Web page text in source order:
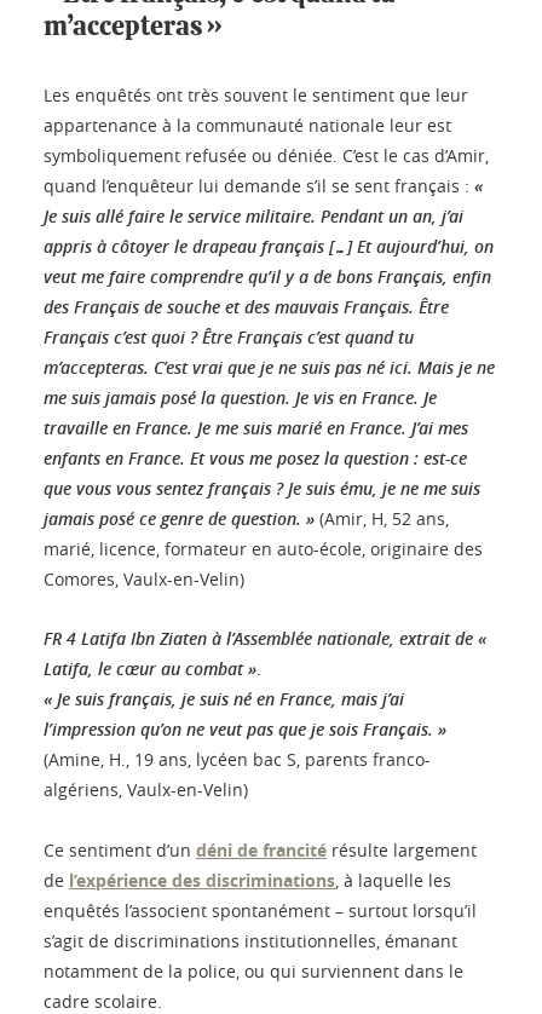
m’accepteras »
Les enquêtés ont très souvent le sentiment que leur
appartenance à la communauté nationale leur est
symboliquement refusée ou déniée. C’est le cas d’Amir,
quand l’enquêteur lui demande s’il se sent français : «
Je suis allé faire le service militaire. Pendant un an, j’ai
appris à côtoyer le drapeau français […] Et aujourd’hui, on
veut me faire comprendre qu’il y a de bons Français, enfin
des Français de souche et des mauvais Français. Être
Français c’est quoi ? Être Français c’est quand tu
m’accepteras. C’est vrai que je ne suis pas né ici. Mais je ne
me suis jamais posé la question. Je vis en France. Je
travaille en France. Je me suis marié en France. J’ai mes
enfants en France. Et vous me posez la question : est-ce
que vous vous sentez français ? Je suis ému, je ne me suis
jamais posé ce genre de question. » (Amir, H, 52 ans,
marié, licence, formateur en auto-école, originaire des
Comores, Vaulx-en-Velin)
FR 4 Latifa Ibn Ziaten à l’Assemblée nationale, extrait de «
Latifa, le cœur au combat ».
« Je suis français, je suis né en France, mais j’ai
l’impression qu’on ne veut pas que je sois Français. »
(Amine, H., 19 ans, lycéen bac S, parents franco-
algériens, Vaulx-en-Velin)
Ce sentiment d’un déni de francité résulte largement
de l’expérience des discriminations, à laquelle les
enquêtés l’associent spontanément – surtout lorsqu’il
s’agit de discriminations institutionnelles, émanant
notamment de la police, ou qui surviennent dans le
cadre scolaire.